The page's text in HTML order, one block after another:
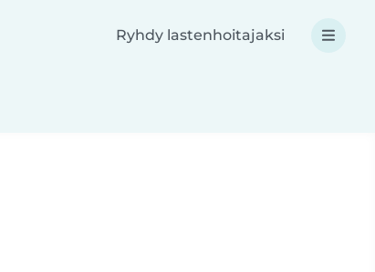
Ryhdy lastenhoitajaksi